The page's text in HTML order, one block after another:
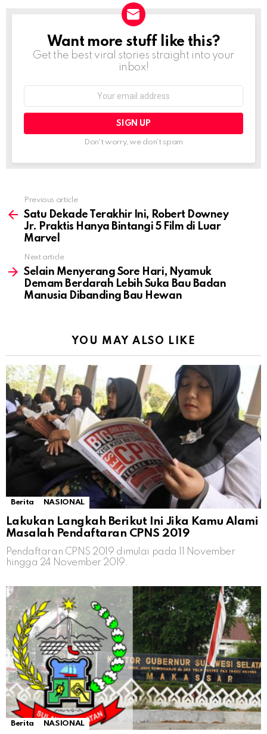
NEWSLETTER
Want more stuff like this?
Get the best viral stories straight into your
inbox!
Don't worry, we don't spam
more
Previous article
Satu Dekade Terakhir Ini, Robert Downey
Jr. Praktis Hanya Bintangi 5 Film di Luar
Marvel
Next article
Selain Menyerang Sore Hari, Nyamuk
Demam Berdarah Lebih Suka Bau Badan
Manusia Dibanding Bau Hewan
YOU MAY ALSO LIKE
Berita NASIONAL
Lakukan Langkah Berikut Ini Jika Kamu Alami
Masalah Pendaftaran CPNS 2019
Pendaftaran CPNS 2019 dimulai pada 11 November
hingga 24 November 2019.
Berita NASIONAL